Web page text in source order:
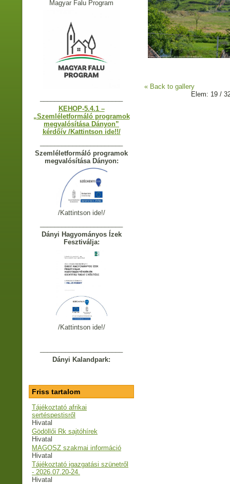
Magyar Falu Program
KEHOP-5.4.1 –
„Szemléletformáló programok
megvalósítása Dányon”
kérdőív /Kattintson ide!!/
Szemléletformáló programok
megvalósítása Dányon:
/Kattintson ide!/
Dányi Hagyományos Ízek
Fesztiválja:
/Kattintson ide!/
Dányi Kalandpark:
Friss tartalom
Tájékoztató afrikai
sertéspestisről
Hivatal
Gödöllői Rk sajtóhírek
Hivatal
MAGOSZ szakmai információ
Hivatal
Tájékoztató igazgatási szünetről
- 2026.07.20-24.
Hivatal
« Back to gallery
Elem: 19 /